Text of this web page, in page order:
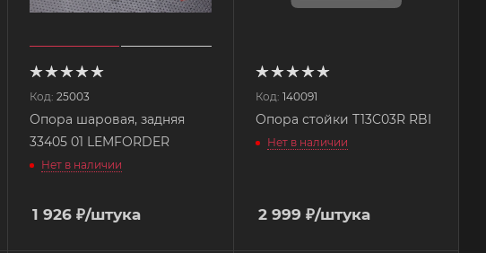
Код: 25003
Опора шаровая, задняя
33405 01 LEMFORDER
Нет в наличии
1 926 ₽/штука
Код: 140091
Опора стойки T13C03R RBI
Нет в наличии
2 999 ₽/штука